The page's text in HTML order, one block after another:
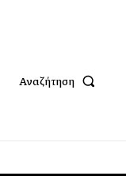
Αναζήτηση